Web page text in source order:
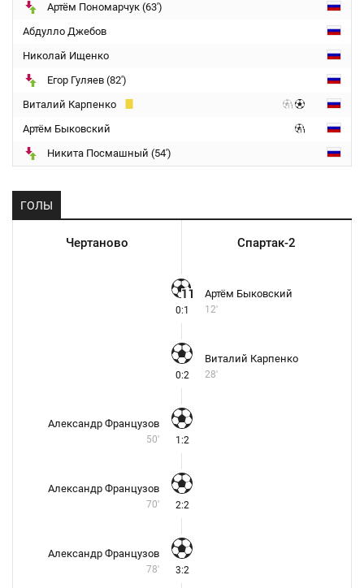
Артём Пономарчук (63')
Абдулло Джебов
Николай Ищенко
Егор Гуляев (82')
Виталий Карпенко
Артём Быковский
Никита Посмашный (54')
ГОЛЫ
Чертаново Спартак-2
0:1
Артём Быковский
12'
0:2
Виталий Карпенко
28'
Александр Французов
50' 1:2
Александр Французов
70' 2:2
Александр Французов
78' 3:2